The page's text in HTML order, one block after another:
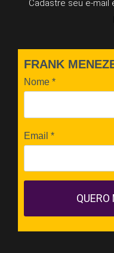
Cadastre seu e-
FRANK
Nome *
Email *